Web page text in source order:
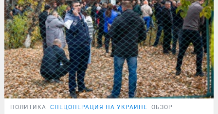
ПОЛИТИКА СПЕЦОПЕРАЦИЯ НА УКРАИНЕ ОБЗОР